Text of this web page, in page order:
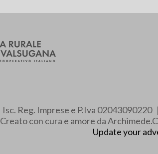
Isc. Reg. Imprese e P.Iva
Creato con cura e amore da
Update your